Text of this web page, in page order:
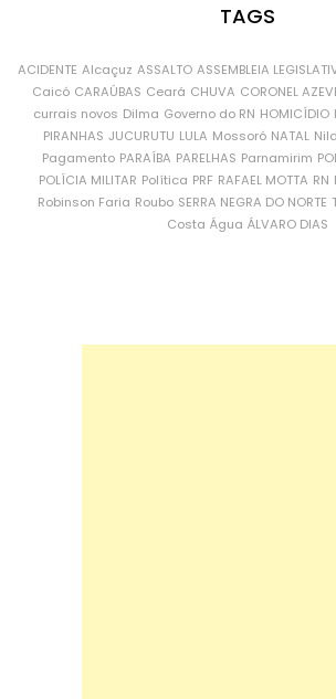
TAGS
ACIDENTE Alcaçuz ASSALTO ASSEMBLEIA
Caicó CARAÚBAS Ceará CHUVA CORONEL
currais novos Dilma Governo do RN HOMICÍDIO
PIRANHAS JUCURUTU LULA Mossoró NATAL
Pagamento PARAÍBA PARELHAS Parnamirim
POLÍCIA MILITAR Política PRF RAFAEL MOTTA RN
Robinson Faria Roubo SERRA NEGRA DO NORTE
Costa Água ÁLVARO DIAS